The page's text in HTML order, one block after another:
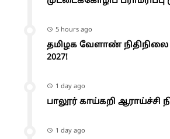
5 hours ago
தமிழக வேளாண் நிதிநிலை
2027!
1 day ago
பாலூர் காய்கறி ஆராய்ச்சி
1 day ago